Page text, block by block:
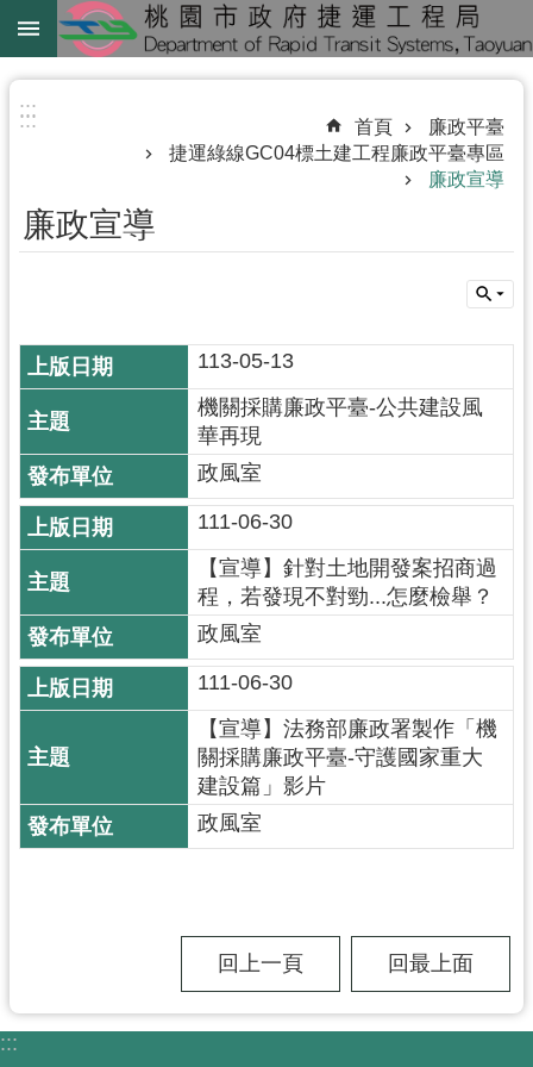
跳到主要內容區塊
綠
中
壢
地
下
進
階
搜
認
識
我
們
訊
息
資
訊
:::
::: 首頁
廉政平臺
捷運綠線GC04標土建工程廉政平臺專區
廉政宣導
廉政宣導
113-05-13
機關採購廉政平臺-公共建設風
華再現
政風室
111-06-30
【宣導】針對土地開發案招商過
程，若發現不對勁...怎麼檢舉？
政風室
111-06-30
【宣導】法務部廉政署製作「機
關採購廉政平臺-守護國家重大
建設篇」影片
政風室
回上一頁 回最上面
:::